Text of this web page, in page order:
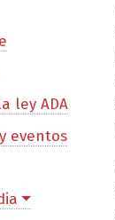
ley ADA
eventos